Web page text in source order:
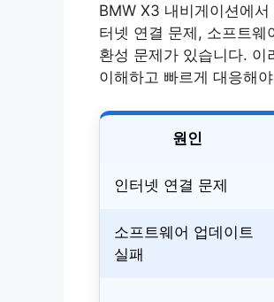
BMW X3 내비게이션에
터넷 연결 문제, 소프트
환성 문제가 있습니다.
이해하고 빠르게 대응해
원인
인터넷 연결 문제
소프트웨어 업데이트
실패